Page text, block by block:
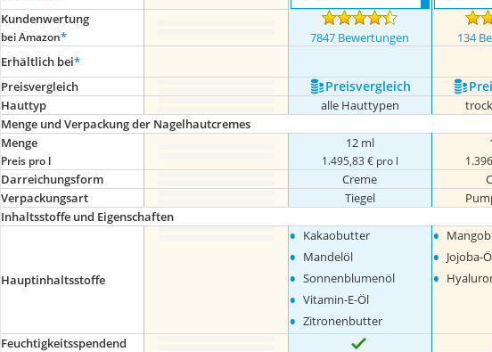
Kundenwertung
bei Amazon* 7847 Bewertungen 134
Erhältlich bei*
Preis­vergleich
Preis­vergleich
Hauttyp alle Hauttypen
Menge und Verpackung der Nagelhautcremes
Menge
Preis pro l
12 ml
1.495,83 € pro l
Darreichungsform Creme
Verpackungsart
Tiegel
Inhaltsstoffe und Eigenschaften
Hauptinhaltsstoffe
• Kakaobutter
• Mandelöl
• Sonnenblumenöl
• Vitamin-E-Öl
• Zitronenbutter
•
• Jojoba-
•
Feuchtigkeitsspendend